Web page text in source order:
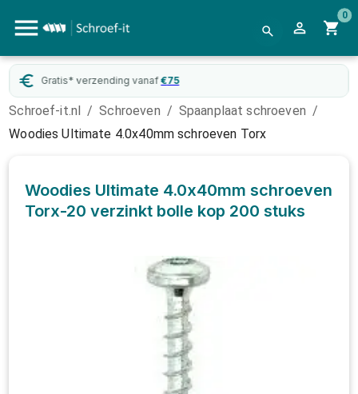
0
Gratis* verzending vanaf €75
Schroef-it.nl / Schroeven / Spaanplaat schroeven /
Woodies Ultimate 4.0x40mm schroeven Torx
Woodies Ultimate 4.0x40mm schroeven
Torx-20 verzinkt bolle kop 200 stuks